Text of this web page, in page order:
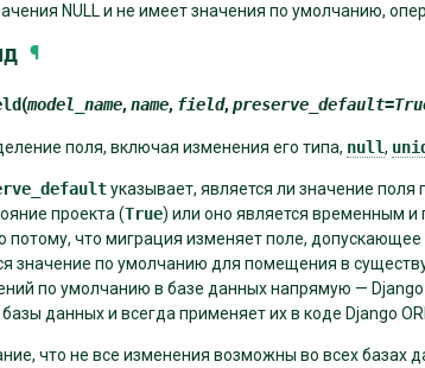
NULL и не имеет значения по умолчанию,
¶
(model_name, name, field, preserve_default=
поля, включая изменения его типа, null,
указывает, является ли значение
проекта (True) или оно является временным и
потому, что миграция изменяет поле,
значение по умолчанию для помещения в
по умолчанию в базе данных напрямую —
данных и всегда применяет их в коде Django
что не все изменения возможны во всех базах